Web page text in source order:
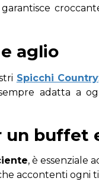
aglio
Spicchi Country
adatta a
buffet
, è essenziale
accontenti ogni